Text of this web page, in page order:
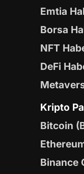
Emtia
Borsa
NFT
DeFi
Kripto
Bitcoin
Binance